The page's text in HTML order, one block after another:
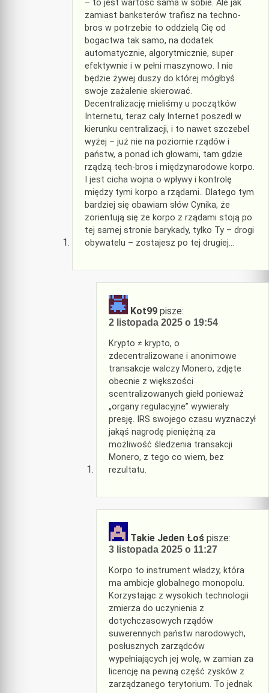
– to jest wartość sama w sobie. Ale jak
zamiast banksterów trafisz na techno-
bros w potrzebie to oddzielą Cię od
bogactwa tak samo, na dodatek
automatycznie, algorytmicznie, super
efektywnie i w pełni maszynowo. I nie
będzie żywej duszy do której mógłbyś
swoje zażalenie skierować.
Decentralizację mieliśmy u początków
Internetu, teraz cały Internet poszedł w
kierunku centralizacji, i to nawet szczebel
wyżej – już nie na poziomie rządów i
państw, a ponad ich głowami, tam gdzie
rządzą tech-bros i międzynarodowe korpo.
I jest cicha wojna o wpływy i kontrolę
między tymi korpo a rządami.. Dlatego tym
bardziej się obawiam słów Cynika, że
zorientują się że korpo z rządami stoją po
tej samej stronie barykady, tylko Ty – drogi
obywatelu – zostajesz po tej drugiej…
Kot99 pisze:
2 listopada 2025 o 19:54
Krypto ≠ krypto, o
zdecentralizowane i anonimowe
transakcje walczy Monero, zdjęte
obecnie z większości
scentralizowanych giełd ponieważ
„organy regulacyjne” wywierały
presję. IRS swojego czasu wyznaczył
jakąś nagrodę pieniężną za
możliwość śledzenia transakcji
Monero, z tego co wiem, bez
rezultatu.
Takie Jeden Łoś pisze:
3 listopada 2025 o 11:27
Korpo to instrument władzy, która
ma ambicje globalnego monopolu.
Korzystając z wysokich technologii
zmierza do uczynienia z
dotychczasowych rządów
suwerennych państw narodowych,
posłusznych zarządców
wypełniających jej wolę, w zamian za
licencję na pewną część zysków z
zarządzanego terytorium. To jednak